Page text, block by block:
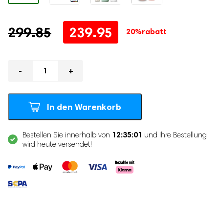
299.85
Ursprünglicher
239.95
Aktueller
20%rabatt
In den Warenkorb
Bestellen Sie innerhalb von 12:35:01 und Ihre Bestellung
wird heute versendet!
Stilltücher
Tragbarer Muttermilch-Kühler
Schwangerschaftskissen